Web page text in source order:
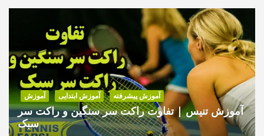
آموزش آموزش ابتدایی آموزش پیشرفته
آموزش تنیس | تفاوت راکت سر سنگین و راکت سر
سبک